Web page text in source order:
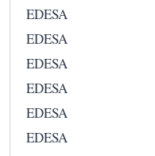
EDESA
EDESA
EDESA
EDESA
EDESA
EDESA